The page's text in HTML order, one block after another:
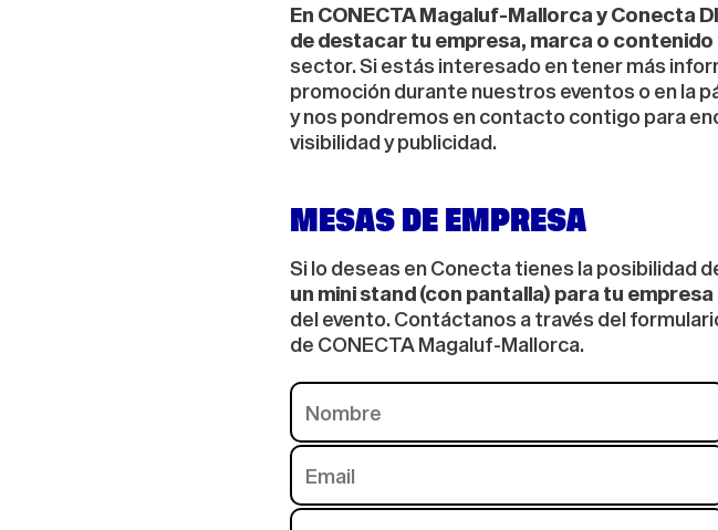
En CONECTA Magaluf-Mallorca y Conecta
de destacar tu empresa, marca o contenido
sector. Si estás interesado en tener más
promoción durante nuestros eventos o en la
y nos pondremos en contacto contigo para
visibilidad y publicidad.
MESAS DE EMPRESA
Si lo deseas en Conecta tienes la posibilidad
un mini stand (con pantalla) para tu empresa
del evento. Contáctanos a través del
de CONECTA Magaluf-Mallorca.